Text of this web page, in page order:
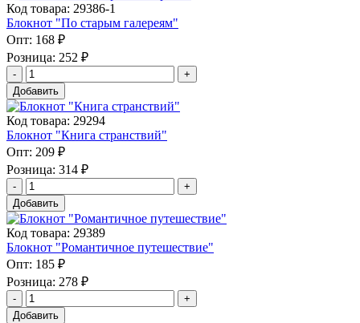
Код товара: 29386-1
Блокнот "По старым галереям"
Опт: 168 ₽
Розница: 252 ₽
Добавить
Код товара: 29294
Блокнот "Книга странствий"
Опт: 209 ₽
Розница: 314 ₽
Добавить
Код товара: 29389
Блокнот "Романтичное путешествие"
Опт: 185 ₽
Розница: 278 ₽
Добавить